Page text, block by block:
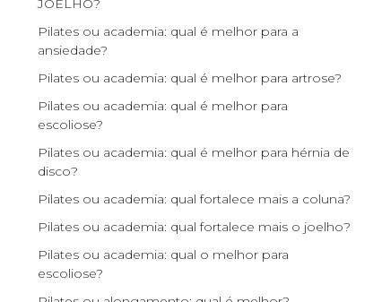
JOELHO?
Pilates ou academia: qual é melhor para a
ansiedade?
Pilates ou academia: qual é melhor para artrose?
Pilates ou academia: qual é melhor para
escoliose?
Pilates ou academia: qual é melhor para hérnia de
disco?
Pilates ou academia: qual fortalece mais a coluna?
Pilates ou academia: qual fortalece mais o joelho?
Pilates ou academia: qual o melhor para
escoliose?